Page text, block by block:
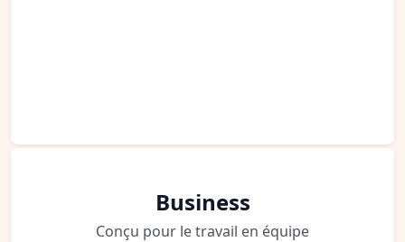
Business
Conçu pour le travail en équipe